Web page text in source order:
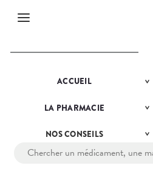
Menu
ACCUEIL
PRÉSENTATION
À LA
— AVEC OU
LA PHARMACIE
NOS
NOS
NOS
NOSCONSEILS
NOS
SANTÉ